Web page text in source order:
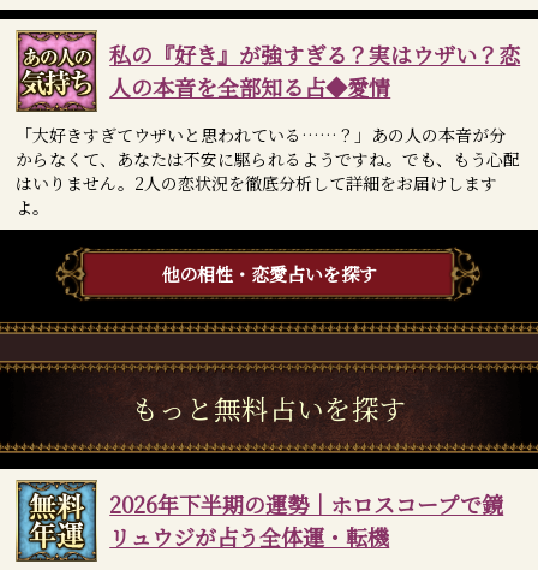
私の『好き』が強すぎる？実はウザい？恋
人の本音を全部知る占◆愛情
「大好きすぎてウザいと思われている……？」あの人の本音が分
からなくて、あなたは不安に駆られるようですね。でも、もう心配
はいりません。2人の恋状況を徹底分析して詳細をお届けします
よ。
他の相性・恋愛占いを探す
もっと無料占いを探す
2026年下半期の運勢｜ホロスコープで鏡
リュウジが占う全体運・転機